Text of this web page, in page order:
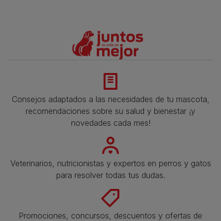
Consejos adaptados a las necesidades de tu mascota,
recomendaciones sobre su salud y bienestar ¡y
novedades cada mes!
Veterinarios, nutricionistas y expertos en perros y gatos
para resolver todas tus dudas.​
Promociones, concursos, descuentos y ofertas de